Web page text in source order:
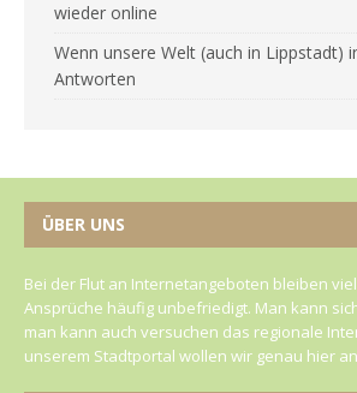
wieder online
Wenn unsere Welt (auch in Lippstadt)
Antworten
ÜBER UNS
Bei der Flut an Internetangeboten bleiben
Ansprüche häufig unbefriedigt. Man kann
man kann auch versuchen das regionale
unserem Stadtportal wollen wir genau hier